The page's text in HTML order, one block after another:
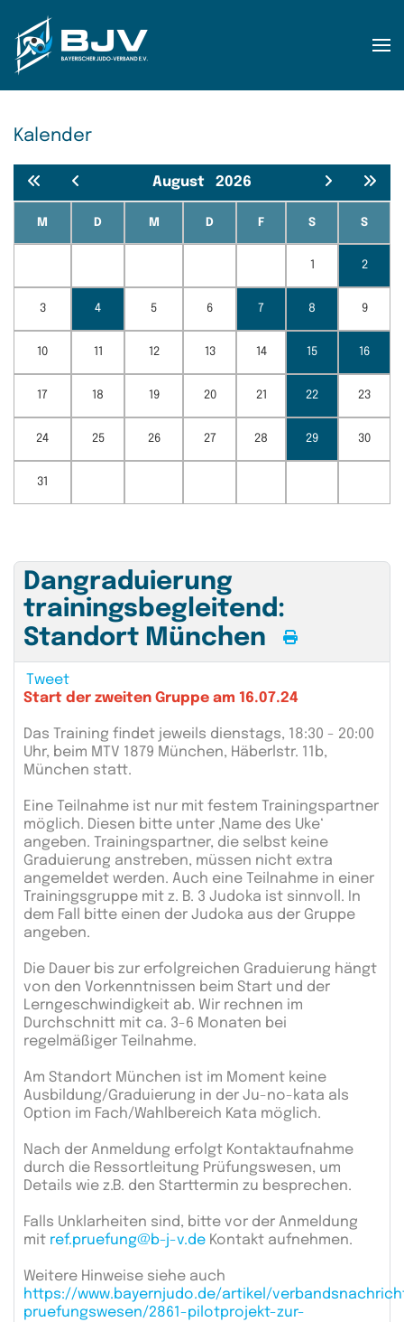
Zum Hauptinhalt springen
Kalender
August 2026
M D M D F S S
1 2
3 4 5 6 7 8 9
10 11 12 13 14 15 16
17 18 19 20 21 22 23
24 25 26 27 28 29 30
31
Dangraduierung
trainingsbegleitend:
Standort München
Tweet
Start der zweiten Gruppe am 16.07.24
Das Training findet jeweils dienstags, 18:30 - 20:00
Uhr, beim MTV 1879 München, Häberlstr. 11b,
München statt.
Eine Teilnahme ist nur mit festem Trainingspartner
möglich. Diesen bitte unter ‚Name des Uke‘
angeben. Trainingspartner, die selbst keine
Graduierung anstreben, müssen nicht extra
angemeldet werden. Auch eine Teilnahme in einer
Trainingsgruppe mit z. B. 3 Judoka ist sinnvoll. In
dem Fall bitte einen der Judoka aus der Gruppe
angeben.
Die Dauer bis zur erfolgreichen Graduierung hängt
von den Vorkenntnissen beim Start und der
Lerngeschwindigkeit ab. Wir rechnen im
Durchschnitt mit ca. 3-6 Monaten bei
regelmäßiger Teilnahme.
Am Standort München ist im Moment keine
Ausbildung/Graduierung in der Ju-no-kata als
Option im Fach/Wahlbereich Kata möglich.
Nach der Anmeldung erfolgt Kontaktaufnahme
durch die Ressortleitung Prüfungswesen, um
Details wie z.B. den Starttermin zu besprechen.
Falls Unklarheiten sind, bitte vor der Anmeldung
mit ref.pruefung@b-j-v.de Kontakt aufnehmen.
Weitere Hinweise siehe auch
https://www.bayernjudo.de/artikel/
pruefungswesen/2861-pilotprojekt-zur-